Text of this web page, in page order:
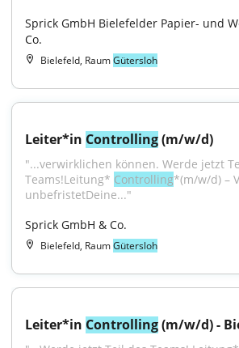
Sprick GmbH Bielefelder Papier- und
Co.
Bielefeld, RaumGütersloh
Leiter*in Controlling (m/w/d)
"...verwirklichen können. Werde jetzt
Teams!Leitung* Controlling*(m/w/d) –
unbefristetDeine..."
Sprick GmbH & Co.
Bielefeld, RaumGütersloh
Leiter*in Controlling (m/w/d) -